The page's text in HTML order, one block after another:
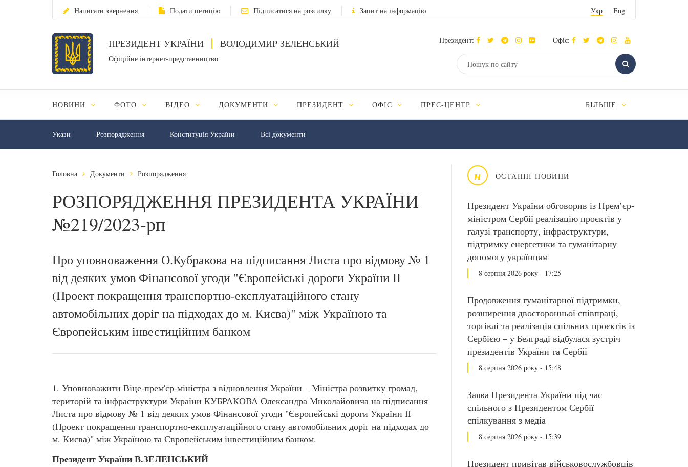
Написати звернення Подати петицію Підписатися на розсилку Запит на інформацію Укр Eng
ПРЕЗИДЕНТ УКРАЇНИ ВОЛОДИМИР ЗЕЛЕНСЬКИЙ
Офіційне інтернет-представництво
Президент: Офіс:
НОВИНИ ФОТО ВІДЕО ДОКУМЕНТИ ПРЕЗИДЕНТ ОФІС ПРЕС-ЦЕНТР БІЛЬШЕ
Укази Розпорядження Конституція України Всі документи
н ОСТАННІ НОВИНИ
Президент України обговорив із Прем’єр-
міністром Сербії реалізацію проєктів у
галузі транспорту, інфраструктури,
підтримку енергетики та гуманітарну
допомогу українцям
8 серпня 2026 року - 17:25
Продовження гуманітарної підтримки,
розширення двосторонньої співпраці,
торгівлі та реалізація спільних проєктів із
Сербією – у Белграді відбулася зустріч
президентів України та Сербії
8 серпня 2026 року - 15:48
Заява Президента України під час
спільного з Президентом Сербії
спілкування з медіа
8 серпня 2026 року - 15:39
Президент привітав військовослужбовців
Головна Документи Розпорядження
РОЗПОРЯДЖЕННЯ ПРЕЗИДЕНТА УКРАЇНИ
№219/2023-рп
Про уповноваження О.Кубракова на підписання Листа про відмову № 1
від деяких умов Фінансової угоди "Європейські дороги України ІІ
(Проект покращення транспортно-експлуатаційного стану
автомобільних доріг на підходах до м. Києва)" між Україною та
Європейським інвестиційним банком
1. Уповноважити Віце-прем'єр-міністра з відновлення України – Міністра розвитку громад,
територій та інфраструктури України КУБРАКОВА Олександра Миколайовича на підписання
Листа про відмову № 1 від деяких умов Фінансової угоди "Європейські дороги України ІІ
(Проект покращення транспортно-експлуатаційного стану автомобільних доріг на підходах до
м. Києва)" між Україною та Європейським інвестиційним банком.
Президент України В.ЗЕЛЕНСЬКИЙ